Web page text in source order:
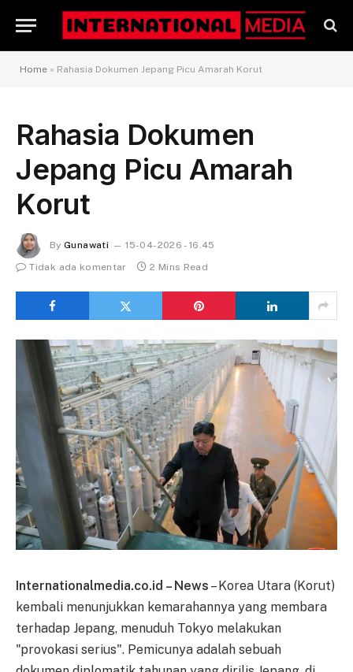
Home » Rahasia Dokumen Jepang Picu Amarah Korut
Rahasia Dokumen
Jepang Picu Amarah
Korut
By Gunawati
15-04-2026 - 16.45
Tidak ada komentar
2 Mins Read
Internationalmedia.co.id – News – Korea Utara (Korut)
kembali menunjukkan kemarahannya yang membara
terhadap Jepang, menuduh Tokyo melakukan
"provokasi serius". Pemicunya adalah sebuah